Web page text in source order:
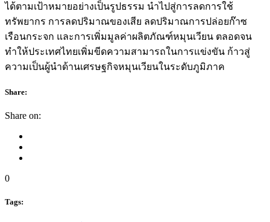
ได้ตามเป้าหมายอย่างเป็นรูปธรรม นำไปสู่การลดการใช้
ทรัพยากร การลดปริมาณของเสีย ลดปริมาณการปล่อยก๊าซ
เรือนกระจก และการเพิ่มมูลค่าผลิตภัณฑ์หมุนเวียน ตลอดจน
ทำให้ประเทศไทยเพิ่มขีดความสามารถในการแข่งขัน ก้าวสู่
ความเป็นผู้นำด้านเศรษฐกิจหมุนเวียนในระดับภูมิภาค
Share:
Share on:
0
Tags: